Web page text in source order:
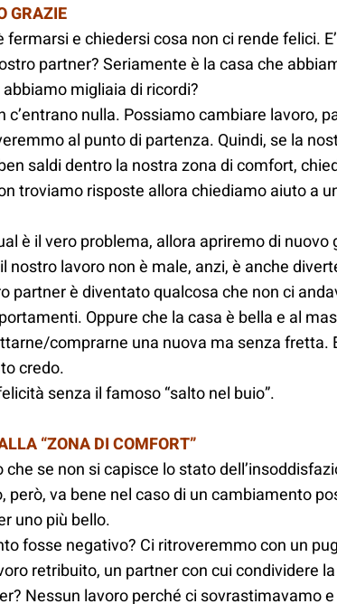
GRAZIE
e chiedersi cosa non ci rende felici.
partner? Seriamente è la casa che
migliaia di ricordi?
c’entrano nulla. Possiamo cambiare lavoro,
al punto di partenza. Quindi, se la
saldi dentro la nostra zona di comfort,
troviamo risposte allora chiediamo aiuto a
è il vero problema, allora apriremo di nuovo
nostro lavoro non è male, anzi, è anche
partner è diventato qualcosa che non ci
Oppure che la casa è bella e al
comprarne una nuova ma senza fretta.
credo.
senza il famoso “salto nel buio”.
“ZONA DI COMFORT”
se non si capisce lo stato
però, va bene nel caso di un cambiamento
uno più bello.
fosse negativo? Ci ritroveremmo con un
retribuito, un partner con cui condividere
Nessun lavoro perché ci sovrastimavamo